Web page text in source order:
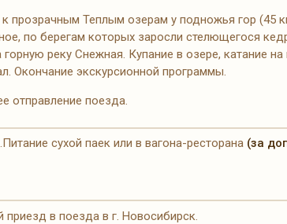
прозрачным Теплым озерам у подножья гор (45
по берегам которых заросли стелющегося
реку Снежная. Купание в озере, катание
Окончание экскурсионной программы.
отправление поезда.
сухой паек или в вагона-ресторана (за
приезд в поезда в г. Новосибирск.